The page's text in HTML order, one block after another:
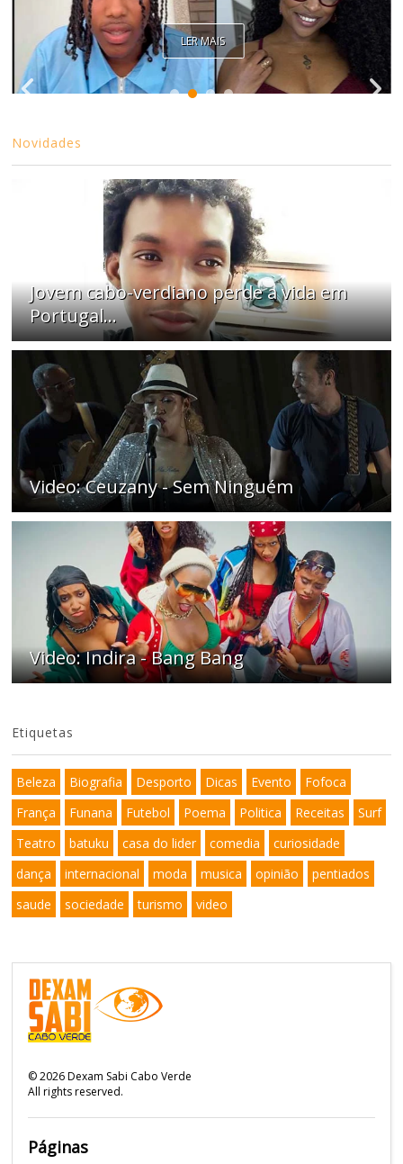
LER MAIS
Novidades
Jovem cabo-verdiano perde a vida em
Portugal...
Video: Ceuzany - Sem Ninguém
Video: Indira - Bang Bang
Etiquetas
Beleza Biografia Desporto Dicas Evento
Fofoca
França
Funana Futebol Poema Politica Receitas
Surf
Teatro
batuku casa do lider comedia
curiosidade
dança
internacional moda musica opinião
pentiados
saude
sociedade turismo video
©2026Dexam Sabi Cabo Verde
All rights reserved.
Páginas